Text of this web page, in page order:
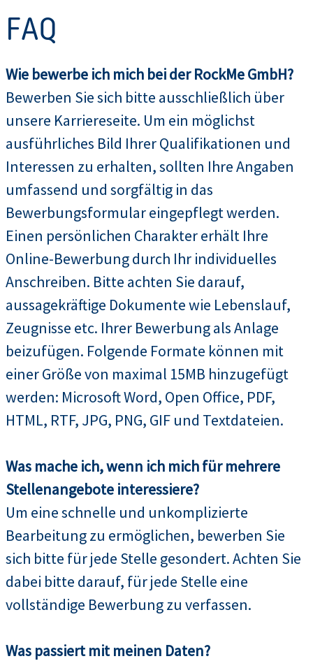
FAQ
Wie bewerbe ich mich bei der RockMe GmbH?
Bewerben Sie sich bitte ausschließlich über
unsere Karriereseite. Um ein möglichst
ausführliches Bild Ihrer Qualifikationen und
Interessen zu erhalten, sollten Ihre Angaben
umfassend und sorgfältig in das
Bewerbungsformular eingepflegt werden.
Einen persönlichen Charakter erhält Ihre
Online-Bewerbung durch Ihr individuelles
Anschreiben. Bitte achten Sie darauf,
aussagekräftige Dokumente wie Lebenslauf,
Zeugnisse etc. Ihrer Bewerbung als Anlage
beizufügen. Folgende Formate können mit
einer Größe von maximal 15MB hinzugefügt
werden: Microsoft Word, Open Office, PDF,
HTML, RTF, JPG, PNG, GIF und Textdateien.
Was mache ich, wenn ich mich für mehrere
Stellenangebote interessiere?
Um eine schnelle und unkomplizierte
Bearbeitung zu ermöglichen, bewerben Sie
sich bitte für jede Stelle gesondert. Achten Sie
dabei bitte darauf, für jede Stelle eine
vollständige Bewerbung zu verfassen.
Was passiert mit meinen Daten?